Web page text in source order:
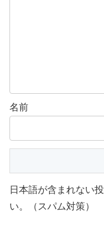
名前
日本語が含まれない
い。（スパム対策）